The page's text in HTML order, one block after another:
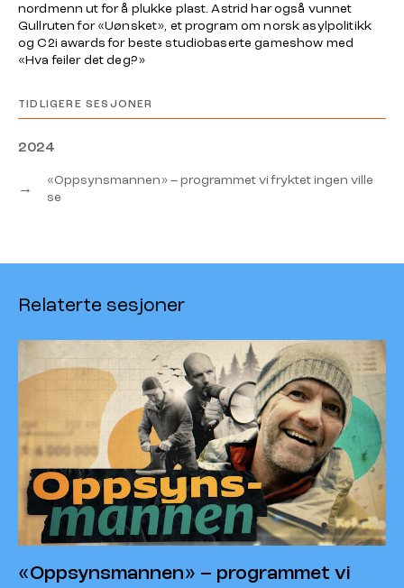
nordmenn ut for å plukke plast. Astrid har også vunnet
Gullruten for «Uønsket», et program om norsk asylpolitikk
og C2i awards for beste studiobaserte gameshow med
«Hva feiler det deg?»
TIDLIGERE SESJONER
2024
→
«Oppsynsmannen» – programmet vi fryktet ingen ville
se
Relaterte sesjoner
«Oppsynsmannen» – programmet vi